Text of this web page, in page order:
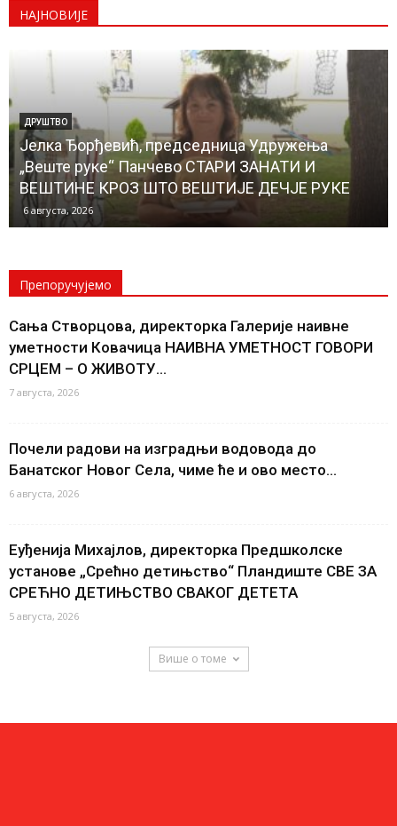
НАЈНОВИЈЕ
ДРУШТВО
Јелка Ђорђевић, председница Удружења
„Веште руке“ Панчево СТАРИ ЗАНАТИ И
ВЕШТИНЕ КРОЗ ШТО ВЕШТИЈЕ ДЕЧЈЕ РУКЕ
6 августа, 2026
Препоручујемо
Сања Створцова, директорка Галерије наивне
уметности Ковачица НАИВНА УМЕТНОСТ ГОВОРИ
СРЦЕМ – О ЖИВОТУ...
7 августа, 2026
Почели радови на изградњи водовода до
Банатског Новог Села, чиме ће и ово место...
6 августа, 2026
Еуђенија Михајлов, директорка Предшколске
установе „Срећно детињство“ Пландиште СВЕ ЗА
СРЕЋНО ДЕТИЊСТВО СВАКОГ ДЕТЕТА
5 августа, 2026
Више о томе